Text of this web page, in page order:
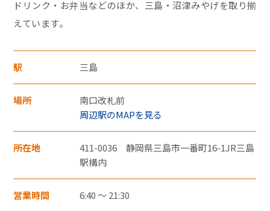
東海新幹線の駅店舗で駅弁が受取れる駅弁予約サイトです。
JR東海MARKET
ドリンク・お弁当などのほか、三島・沼津みやげを取り揃
えています。
駅 三島
場所
南口改札前
周辺駅のMAPを見る
所在地
411-0036 静岡県三島市一番町16-1JR三島
駅構内
営業時間 6:40 ～ 21:30
・30,000円（税込）以上のクレジットカード
支払いについては暗証番号の入力、
もしくは「クレジット売上票クレジット会
社控え（お店控）」にサインをいただきま
す。
・お支払い回数は1回払いのみです。
ドのご購入にはご利用いただけません。
・一度のお会計でのご利用可能上限金額は、
お客さまと各カード会社とのご契約・ご利
用状況により異なります。